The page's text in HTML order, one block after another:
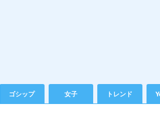
ゴシップ 女子 トレンド